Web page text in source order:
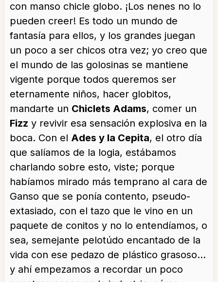
con manso chicle globo. ¡Los nenes no lo
pueden creer! Es todo un mundo de
fantasía para ellos, y los grandes juegan
un poco a ser chicos otra vez; yo creo que
el mundo de las golosinas se mantiene
vigente porque todos queremos ser
eternamente niños, hacer globitos,
mandarte un Chiclets Adams, comer un
Fizz y revivir esa sensación explosiva en la
boca. Con el Ades y la Cepita, el otro día
que salíamos de la logia, estábamos
charlando sobre esto, viste; porque
habíamos mirado más temprano al cara de
Ganso que se ponía contento, pseudo-
extasiado, con el tazo que le vino en un
paquete de conitos y no lo entendíamos, o
sea, semejante pelotúdo encantado de la
vida con ese pedazo de plástico grasoso…
y ahí empezamos a recordar un poco